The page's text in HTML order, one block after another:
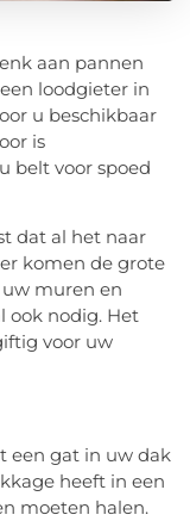
aan pannen
loodgieter in
u beschikbaar
is
belt voor spoed
dat al het naar
komen de grote
muren en
ook nodig. Het
voor uw
een gat in uw dak
heeft in een
moeten halen.